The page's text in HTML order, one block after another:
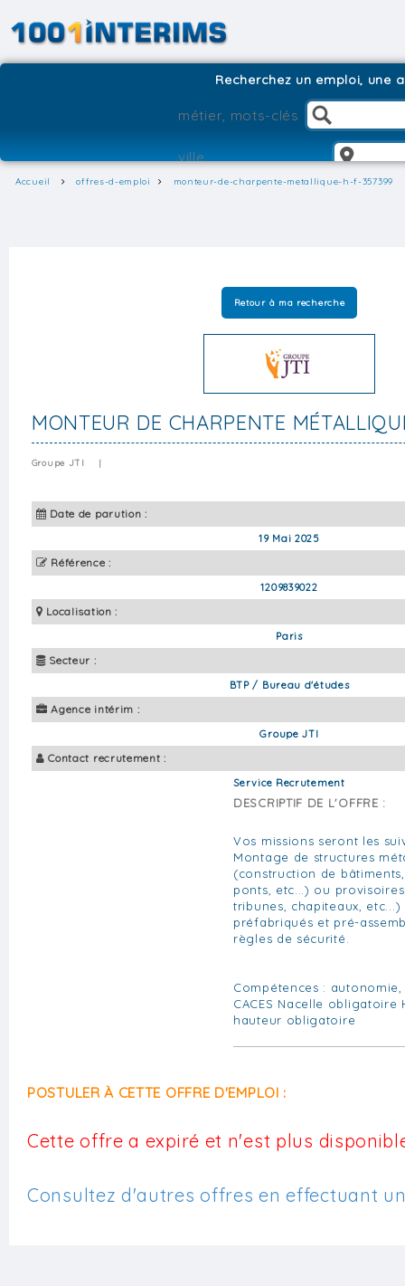
Recherchez un emploi, une
Accueil offres-d-emploi monteur-de-charpente-metallique-h-f-357399
Retour à ma recherche
MONTEUR DE CHARPENTE
Groupe JTI |
Date de parution :
19 Mai 2025
Référence :
1209839022
Localisation :
Paris
Secteur :
BTP / Bureau d'études
Agence intérim :
Groupe JTI
Contact recrutement :
Service Recrutement
DESCRIPTIF DE L'OFFRE :
Vos missions seront les
Montage de structures
(construction de
ponts, etc...) ou
tribunes, chapiteaux,
préfabriqués et pré-
règles de sécurité.
Compétences :
CACES Nacelle
hauteur obligatoire
POSTULER À CETTE OFFRE D'EMPLOI :
Cette offre a expiré et n'est plus
Consultez d'autres offres en effectuant